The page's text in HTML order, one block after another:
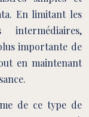
En limitant les
importante de
en maintenant
de ce type de